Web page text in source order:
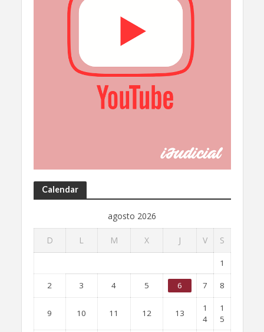
Calendar
agosto 2026
D L M X J V S
1
2 3 4 5 6 7 8
9 10 11 12 13
1
4
1
5